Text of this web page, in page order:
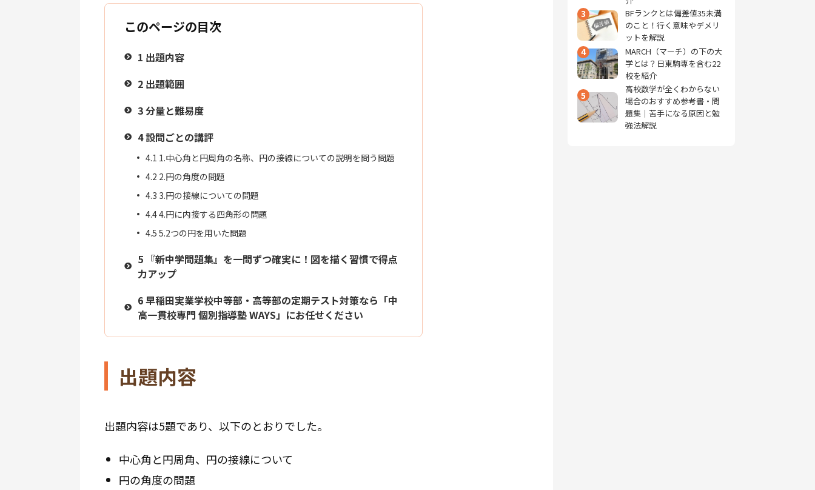
このページの目次
1 出題内容
2 出題範囲
3分量と難易度
4設問ごとの講評
4.1 1.中心角と円周角の名称、円の接線についての説明を問う問題
4.2 2.円の角度の問題
4.3 3.円の接線についての問題
4.44.円に内接する四角形の問題
4.5 5.2つの円を用いた問題
5 『新中学問題集』を一問ずつ確実に！図を描く習慣で得点
力アップ
6早稲田実業学校中等部・高等部の定期テスト対策なら「中
高一貫校専門 個別指導塾 WAYS」にお任せください
出題内容
出題内容は5題であり、以下のとおりでした。
中心角と円周角、円の接線について
円の角度の問題
3
BFランクとは偏差値35未満
のこと！行く意味やデメリ
ットを解説
4
MARCH（マーチ）の下の大
学とは？日東駒専を含む22
校を紹介
5
高校数学が全くわからない
場合のおすすめ参考書・問
題集｜苦手になる原因と勉
強法解説